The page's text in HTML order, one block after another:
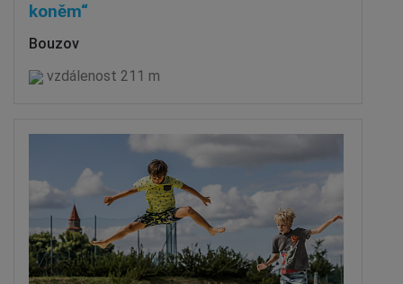
koněm“
Bouzov
vzdálenost 211 m